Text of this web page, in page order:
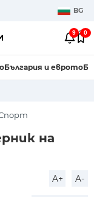
BG
9 0
България и еврото
на
A+ A-